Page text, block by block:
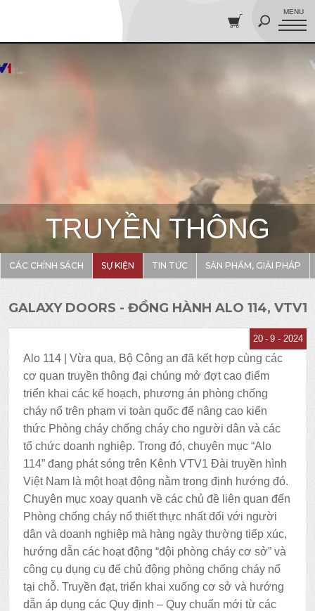
TRUYỀN THÔNG
CÁC CHÍNH SÁCH SỰ KIỆN TIN TỨC SẢN PHẨM, GIẢI PHÁP
GALAXY DOORS - ĐỒNG HÀNH ALO 114, VTV1
20 9 - 2024
Alo 114 | Vừa qua, Bộ Công an đã kết hợp cùng các
cơ quan truyền thông đại chúng mở đợt cao điểm
triển khai các kế hoạch, phương án phòng chống
cháy nổ trên phạm vi toàn quốc để nâng cao kiến
thức Phòng cháy chống cháy cho người dân và các
tổ chức doanh nghiệp. Trong đó, chuyên mục “Alo
114” đang phát sóng trên Kênh VTV1 Đài truyền hình
Việt Nam là một hoạt động nằm trong định hướng đó.
Chuyên mục xoay quanh về các chủ đề liên quan đến
Phòng chống cháy nổ thiết thực nhất đối với người
dân và doanh nghiệp mà hàng ngày thường tiếp xúc,
hướng dẫn các hoạt động “đội phòng cháy cơ sở” và
công cụ dụng cụ để chủ động phòng chống cháy nổ
tại chỗ. Truyền đạt, triển khai xuống cơ sở và hướng
dẫn áp dụng các Quy định – Quy chuẩn mới từ các